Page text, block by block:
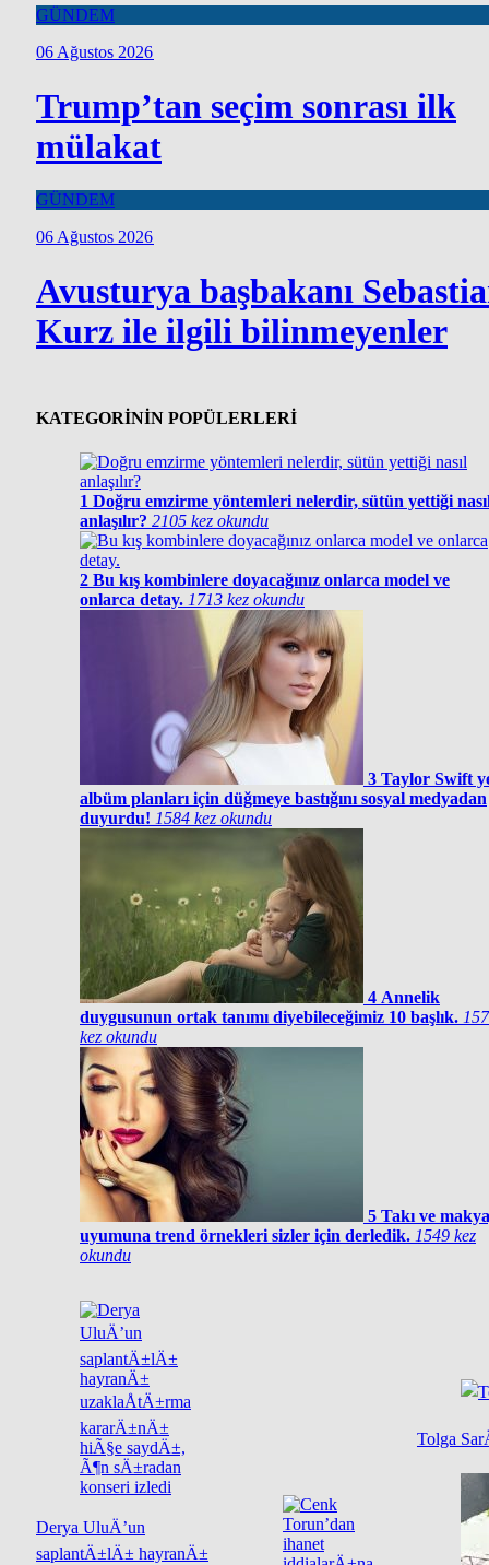
GÜNDEM
06 Ağustos 2026
Trump’tan seçim sonrası ilk
mülakat
GÜNDEM
06 Ağustos 2026
Avusturya başbakanı
Kurz ile ilgili bilinmeyenler
KATEGORİNİN POPÜLERLERİ
1 Doğru emzirme yöntemleri nelerdir, sütün yettiği
anlaşılır? 2105 kez okundu
2 Bu kış kombinlere doyacağınız onlarca model ve
onlarca detay. 1713 kez okundu
3 Taylor Swift
albüm planları için düğmeye bastığını sosyal medyadan
duyurdu! 1584 kez okundu
4 Annelik
duygusunun ortak tanımı diyebileceğimiz 10 başlık.
kez okundu
5 Takı ve
uyumuna trend örnekleri sizler için derledik. 1549 kez
okundu
Derya UluÄ’un
saplantÄ±lÄ± hayranÄ±
Tolga